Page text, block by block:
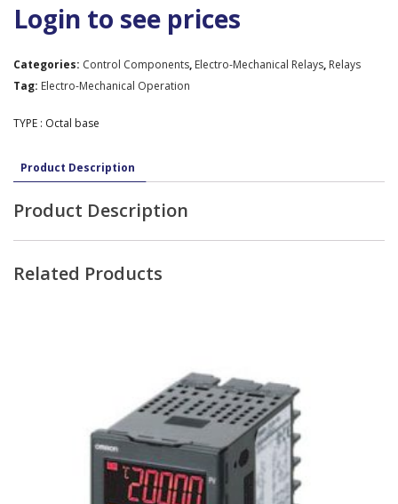
Login to see prices
Categories: Control Components, Electro-Mechanical Relays, Relays
Tag: Electro-Mechanical Operation
TYPE : Octal base
Product Description
Product Description
Related Products